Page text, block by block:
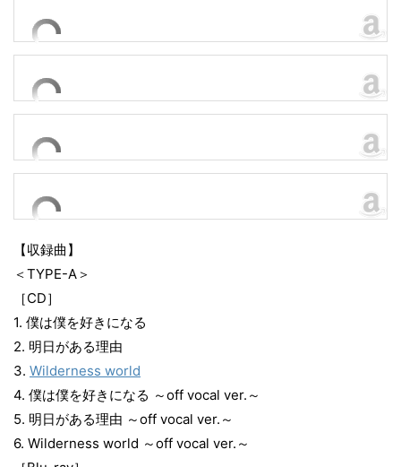
【収録曲】
＜TYPE-A＞
［CD］
1. 僕は僕を好きになる
2. 明日がある理由
3. Wilderness world
4. 僕は僕を好きになる ～off vocal ver.～
5. 明日がある理由 ～off vocal ver.～
6. Wilderness world ～off vocal ver.～